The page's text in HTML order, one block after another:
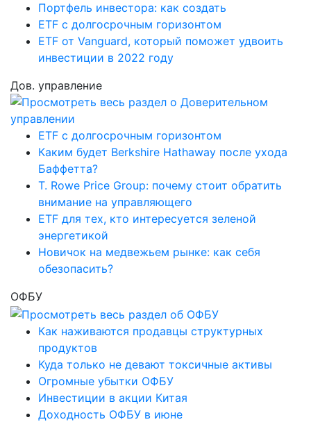
Портфель инвестора: как создать
ETF с долгосрочным горизонтом
ETF от Vanguard, который поможет удвоить
инвестиции в 2022 году
Дов. управление
ETF с долгосрочным горизонтом
Каким будет Berkshire Hathaway после ухода
Баффетта?
T. Rowe Price Group: почему стоит обратить
внимание на управляющего
ETF для тех, кто интересуется зеленой
энергетикой
Новичок на медвежьем рынке: как себя
обезопасить?
ОФБУ
Как наживаются продавцы структурных
продуктов
Куда только не девают токсичные активы
Огромные убытки ОФБУ
Инвестиции в акции Китая
Доходность ОФБУ в июне